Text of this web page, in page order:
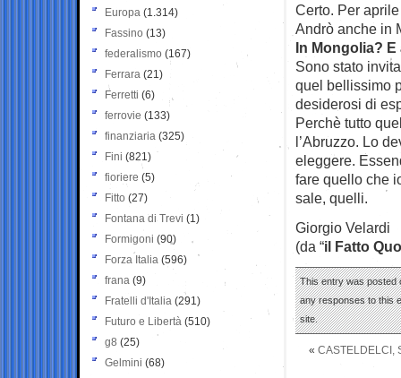
Certo. Per
Andrò anche in
In Mongolia? E
Sono stato
quel bellissimo
desiderosi di
Perchè tutto
l’Abruzzo. Lo
eleggere.
fare quello che
sale, quelli.
Giorgio Velardi
(da “il Fatto
This entry was posted
any responses to this
site.
« CASTELDELCI,
Europa (1.314)
Fassino (13)
federalismo (167)
Ferrara (21)
Ferretti (6)
ferrovie (133)
finanziaria (325)
Fini (821)
fioriere (5)
Fitto (27)
Fontana di Trevi (1)
Formigoni (90)
Forza Italia (596)
frana (9)
Fratelli d'Italia (291)
Futuro e Libertà (510)
g8 (25)
Gelmini (68)